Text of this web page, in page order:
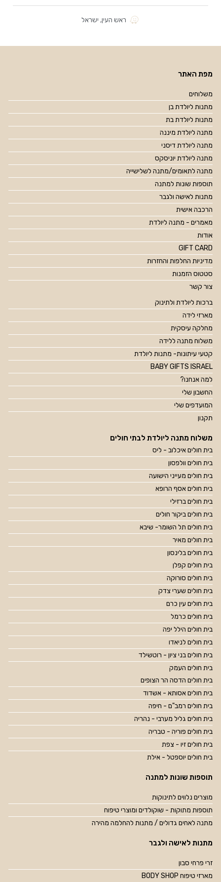
ראש העין, ישראל
מפת האתר
משלוחים
מתנות ליולדת בן
מתנות ליולדת בת
מתנה ליולדת מיננה
מתנה ליולדת דיסני
מתנה ליולדת יוניסקס
מתנה לתאומים/מתנה לשלישייה
תוספות שונות למתנה
מתנות לאישה ולגבר
הרכבה אישית
מאמרים - מתנה ליולדת
אודות
GIFT CARD
מדיניות החלפות והחזרות
סטטוס הזמנות
צור קשר
ברכות ליולדת ולתינוק
מארזי לידה
מחלקה עיסקית
משלוח מתנה ללידה
קטעי עיתונות- מתנות ליולדת
BABY GIFTS ISRAEL
למה אנחנו?
החשבון שלי
המועדפים שלי
תקנון
משלוח מתנה ליולדת לבתי חולים
בית חולים איכלוב - ליס
בית חולים וולפסון
בית חולים מעייני הישועה
בית חולים אסף הרופא
בית חולים ברזילי
בית חולים ביקור חולים
בית חולים תל השומר- שיבא
בית חולים מאיר
בית חולים בלינסון
בית חולים קפלן
בית חולים סורוקה
בית חולים שערי צדק
בית חולים עין כרם
בית חולים כרמל
בית חולים הילל יפה
בית חולים לניאדו
בית חולים בני ציון - רוטשילד
בית חולים העמק
בית חולים הדסה הר הצופים
בית חולים אסותא - אשדוד
בית חולים רמב"ם - חיפה
בית חולים גליל מערבי - נהריה
בית חולים פוריה - טבריה
בית חולים זיו - צפת
בית חולים יוספטל - אילת
תוספות שונות למתנה
מוצרים נלווים לתינוקות
תוספות מתוקות - שוקולדים ומוצרי טיפוח
מתנה לאחים גדולים / מתנות להחלמה מהירה
מתנות לאישה ולגבר
זרי פרחי סבון
מארזי טיפוח BODY SHOP